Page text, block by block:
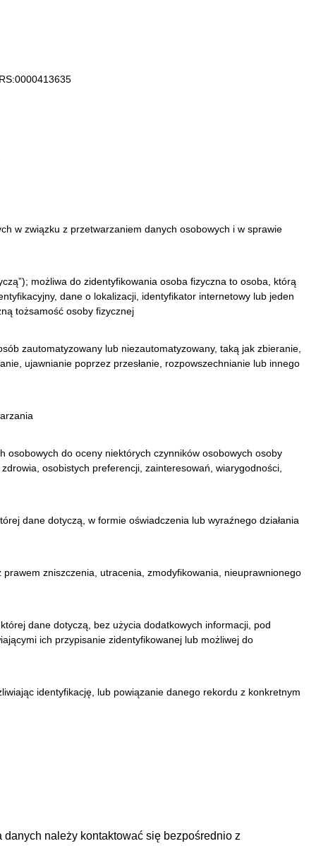
w związku z przetwarzaniem danych osobowych i w sprawie
możliwa do zidentyfikowania osoba fizyczna to osoba, którą
dane o lokalizacji, identyfikator internetowy lub jeden
tożsamość osoby fizycznej
zautomatyzowany lub niezautomatyzowany, taką jak zbieranie,
ujawnianie poprzez przesłanie, rozpowszechnianie lub innego
do oceny niektórych czynników osobowych osoby
osobistych preferencji, zainteresowań, wiarygodności,
dane dotyczą, w formie oświadczenia lub wyraźnego działania
zniszczenia, utracenia, zmodyfikowania, nieuprawnionego
dane dotyczą, bez użycia dodatkowych informacji, pod
ich przypisanie zidentyfikowanej lub możliwej do
identyfikację, lub powiązanie danego rekordu z konkretnym
danych należy kontaktować się bezpośrednio z